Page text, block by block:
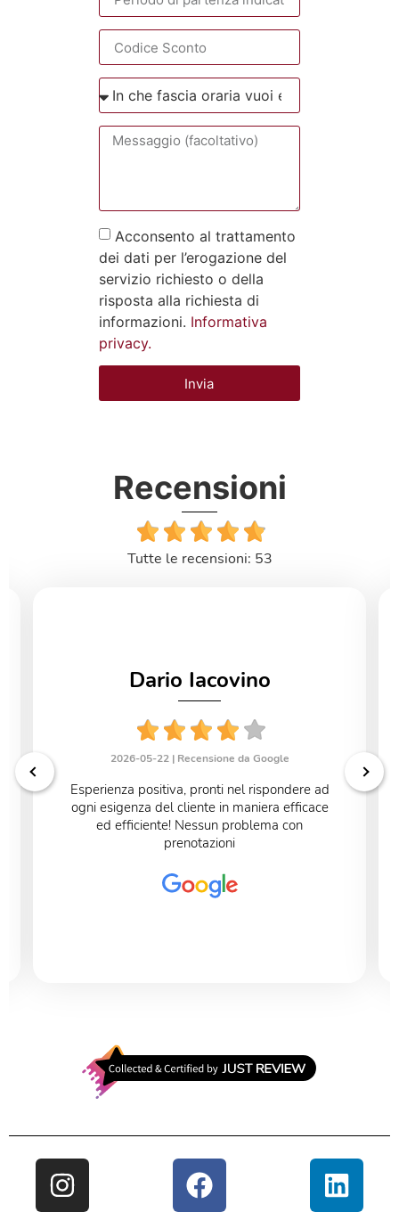
Acconsento al trattamento
dei dati per l’erogazione del
servizio richiesto o della
risposta alla richiesta di
informazioni. Informativa
privacy.
Invia
Recensioni
Tutte le recensioni: 53
Dario Iacovino
2026-05-22 | Recensione da Google
Esperienza positiva, pronti nel rispondere ad
ogni esigenza del cliente in maniera efficace
ed efficiente! Nessun problema con
prenotazioni